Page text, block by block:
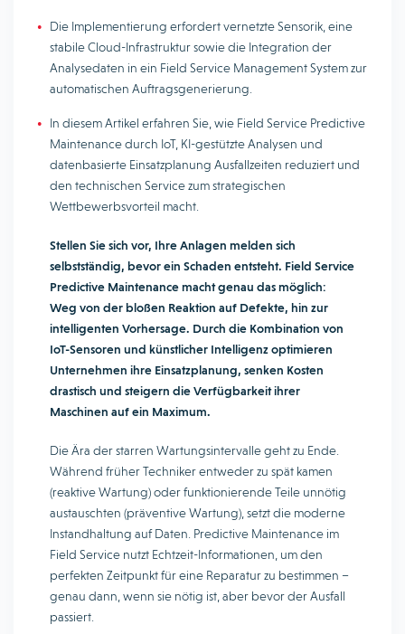
Die Implementierung erfordert vernetzte Sensorik, eine
stabile Cloud-Infrastruktur sowie die Integration der
Analysedaten in ein Field Service Management System zur
automatischen Auftragsgenerierung.
In diesem Artikel erfahren Sie, wie Field Service Predictive
Maintenance durch IoT, KI-gestützte Analysen und
datenbasierte Einsatzplanung Ausfallzeiten reduziert und
den technischen Service zum strategischen
Wettbewerbsvorteil macht.
Stellen Sie sich vor, Ihre Anlagen melden sich
selbstständig, bevor ein Schaden entsteht. Field Service
Predictive Maintenance macht genau das möglich:
Weg von der bloßen Reaktion auf Defekte, hin zur
intelligenten Vorhersage. Durch die Kombination von
IoT-Sensoren und künstlicher Intelligenz optimieren
Unternehmen ihre Einsatzplanung, senken Kosten
drastisch und steigern die Verfügbarkeit ihrer
Maschinen auf ein Maximum.
Die Ära der starren Wartungsintervalle geht zu Ende.
Während früher Techniker entweder zu spät kamen
(reaktive Wartung) oder funktionierende Teile unnötig
austauschten (präventive Wartung), setzt die moderne
Instandhaltung auf Daten. Predictive Maintenance im
Field Service nutzt Echtzeit-Informationen, um den
perfekten Zeitpunkt für eine Reparatur zu bestimmen –
genau dann, wenn sie nötig ist, aber bevor der Ausfall
passiert.